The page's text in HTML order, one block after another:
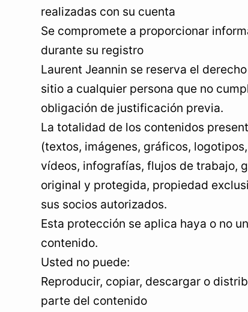
realizadas con su cuenta
Se compromete a proporcionar
durante su registro
Laurent Jeannin se reserva el
sitio a cualquier persona que no
obligación de justificación previa.
La totalidad de los contenidos
(textos, imágenes, gráficos,
vídeos, infografías, flujos de trabajo,
original y protegida, propiedad
sus socios autorizados.
Esta protección se aplica haya o no
contenido.
Usted no puede:
Reproducir, copiar, descargar o
parte del contenido